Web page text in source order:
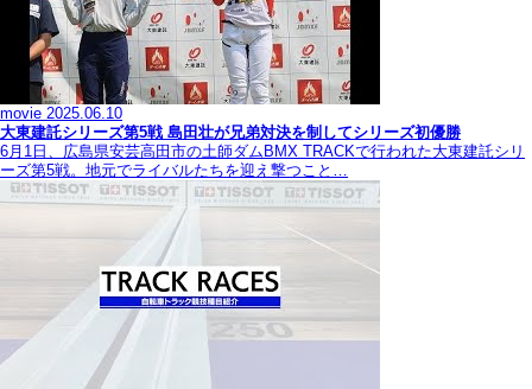
movie 2025.06.10
大東建託シリーズ第5戦 島田壮が兄弟対決を制してシリーズ初優勝
6月1日、広島県安芸高田市の土師ダムBMX TRACKで行われた大東建託シリ
ーズ第5戦。地元でライバルたちを迎え撃つこと…